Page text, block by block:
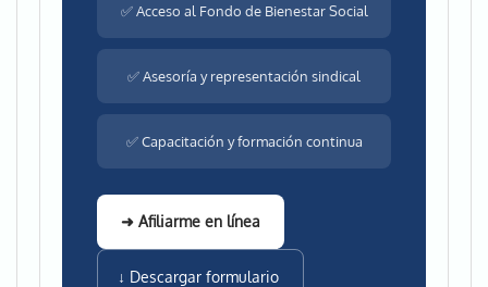
✅ Acceso al Fondo de Bienestar Social
✅ Asesoría y representación sindical
✅ Capacitación y formación continua
➜ Afiliarme en línea
↓ Descargar formulario